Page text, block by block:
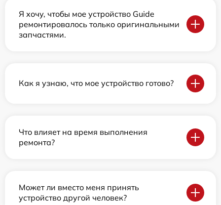
Я хочу, чтобы мое устройство Guide
ремонтировалось только оригинальными
запчастями.
Как я узнаю, что мое устройство готово?
Что влияет на время выполнения
ремонта?
Может ли вместо меня принять
устройство другой человек?